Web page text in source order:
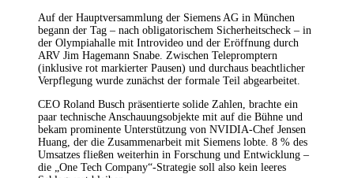
Auf der Hauptversammlung der Siemens AG in München
begann der Tag – nach obligatorischem Sicherheitscheck – in
der Olympiahalle mit Introvideo und der Eröffnung durch
ARV Jim Hagemann Snabe. Zwischen Telepromptern
(inklusive rot markierter Pausen) und durchaus beachtlicher
Verpflegung wurde zunächst der formale Teil abgearbeitet.
CEO Roland Busch präsentierte solide Zahlen, brachte ein
paar technische Anschauungsobjekte mit auf die Bühne und
bekam prominente Unterstützung von NVIDIA-Chef Jensen
Huang, der die Zusammenarbeit mit Siemens lobte. 8 % des
Umsatzes fließen weiterhin in Forschung und Entwicklung –
die „One Tech Company“-Strategie soll also kein leeres